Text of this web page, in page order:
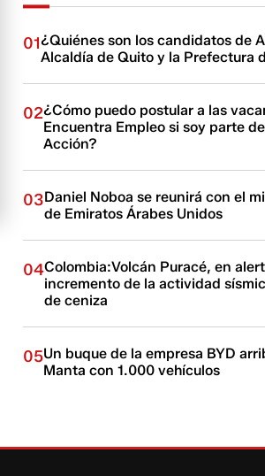
01¿Quiénes son los candidatos de
Alcaldía de Quito y la Prefectura
02¿Cómo puedo postular a las
Encuentra Empleo si soy parte
Acción?
03Daniel Noboa se reunirá con el
de Emiratos Árabes Unidos
04Colombia:Volcán Puracé, en
incremento de la actividad
de ceniza
05Un buque de la empresa BYD
Manta con 1.000 vehículos